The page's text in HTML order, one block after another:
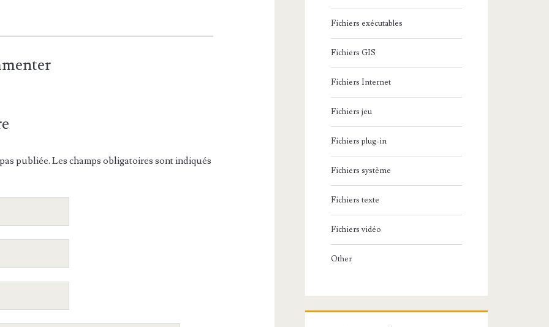
publiée. Les champs obligatoires sont indiqués
Fichiers exécutables
Fichiers GIS
Fichiers Internet
Fichiers jeu
Fichiers plug-in
Fichiers système
Fichiers texte
Fichiers vidéo
Other